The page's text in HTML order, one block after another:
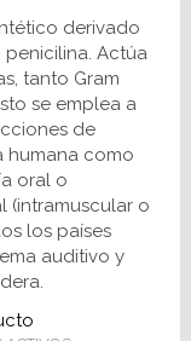
derivado
penicilina. Actúa
tanto Gram
se emplea a
de
humana como
oral o
(intramuscular o
los países
auditivo y